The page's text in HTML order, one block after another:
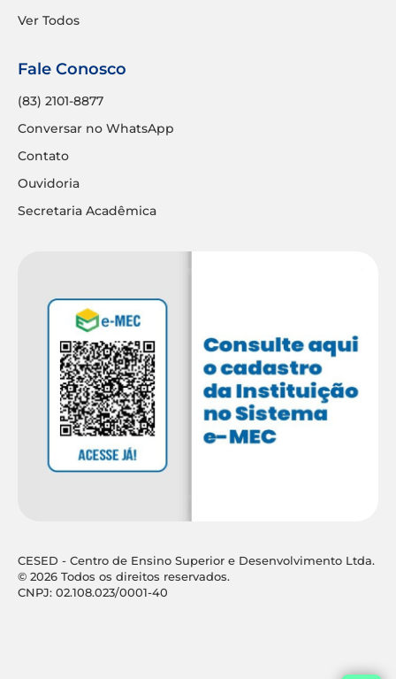
Ver Todos
Fale Conosco
(83) 2101-8877
Conversar no WhatsApp
Contato
Ouvidoria
Secretaria Acadêmica
CESED - Centro de Ensino Superior e Desenvolvimento Ltda.
© 2026 Todos os direitos reservados.
CNPJ: 02.108.023/0001-40